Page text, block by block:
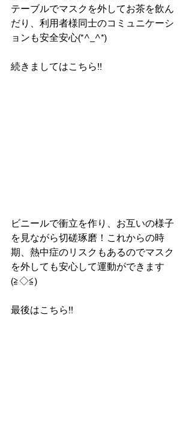
テーブルでマスクを外してお茶を飲ん
だり、利用者様同士のコミュニケーシ
ョンも安全安心(*^_^*)
続きましてはこちら!!
ビニールで衝立を作り、お互いの様子
を見ながら切磋琢磨！これからの時
期、熱中症のリスクもあるのでマスク
を外しても安心して運動ができます
(≧◇≦)
最後はこちら!!